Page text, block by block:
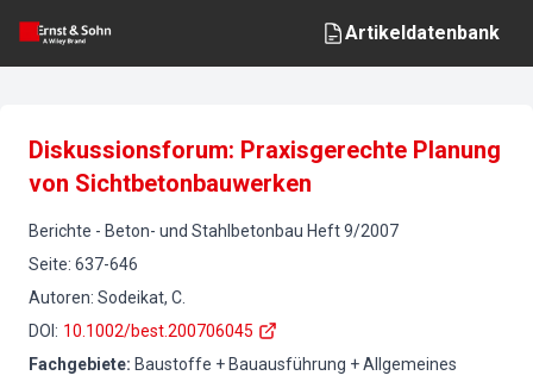
Artikeldatenbank
Diskussionsforum: Praxisgerechte Planung
von Sichtbetonbauwerken
Berichte - Beton- und Stahlbetonbau Heft9/2007
Seite: 637-646
Autoren: Sodeikat, C.
DOI : 10.1002/best.200706045
Fachgebiete: Baustoffe + Bauausführung + Allgemeines